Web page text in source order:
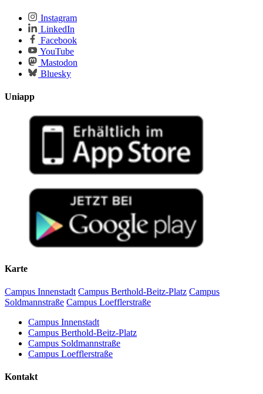
Instagram
LinkedIn
Facebook
YouTube
Mastodon
Bluesky
Uniapp
Karte
Campus Innenstadt Campus Berthold-Beitz-Platz Campus
Soldmannstraße Campus Loefflerstraße
Campus Innenstadt
Campus Berthold-Beitz-Platz
Campus Soldmannstraße
Campus Loefflerstraße
Kontakt